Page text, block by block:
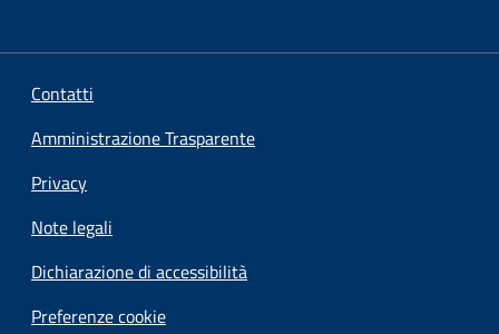
Contatti
Amministrazione Trasparente
Privacy
Note legali
Dichiarazione di accessibilità
Preferenze cookie